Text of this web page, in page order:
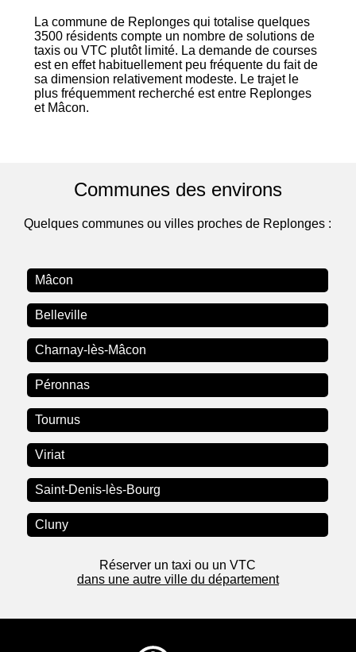
La commune de Replonges qui totalise quelques
3500 résidents compte un nombre de solutions de
taxis ou VTC plutôt limité. La demande de courses
est en effet habituellement peu fréquente du fait de
sa dimension relativement modeste. Le trajet le
plus fréquemment recherché est entre Replonges
et Mâcon.
Communes des environs
Quelques communes ou villes proches de Replonges :
Mâcon
Belleville
Charnay-lès-Mâcon
Péronnas
Tournus
Viriat
Saint-Denis-lès-Bourg
Cluny
Réserver un taxi ou un VTC
dans une autre ville du département